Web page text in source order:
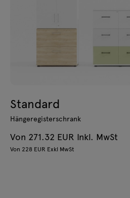
Standard
Hängeregisterschrank
Von 271.32 EUR Inkl. MwSt
Von 228 EUR Exkl MwSt